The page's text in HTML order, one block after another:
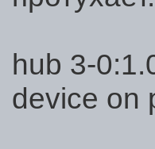
hub 3-
device on